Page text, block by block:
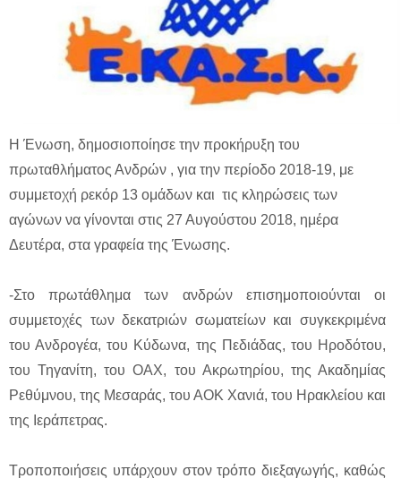
Η Ένωση, δημοσιοποίησε την προκήρυξη του
πρωταθλήματος Ανδρών , για την περίοδο 2018-19, με
συμμετοχή ρεκόρ 13 ομάδων και τις κληρώσεις των
αγώνων να γίνονται στις 27 Αυγούστου 2018, ημέρα
Δευτέρα, στα γραφεία της Ένωσης.
-Στο πρωτάθλημα των ανδρών επισημοποιούνται οι
συμμετοχές των δεκατριών σωματείων και συγκεκριμένα
του Ανδρογέα, του Κύδωνα, της Πεδιάδας, του Ηροδότου,
του Τηγανίτη, του ΟΑΧ, του Ακρωτηρίου, της Ακαδημίας
Ρεθύμνου, της Μεσαράς, του ΑΟΚ Χανιά, του Ηρακλείου και
της Ιεράπετρας.
Τροποποιήσεις υπάρχουν στον τρόπο διεξαγωγής, καθώς